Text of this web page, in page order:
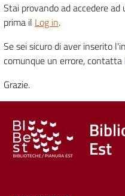
Biblioteche
Cosa
offriamo
Trova
libri
e
film
Stai provando ad accedere
prima il Log in.
Se sei sicuro di aver inserito
comunque un errore, contatta
Grazie.
Est